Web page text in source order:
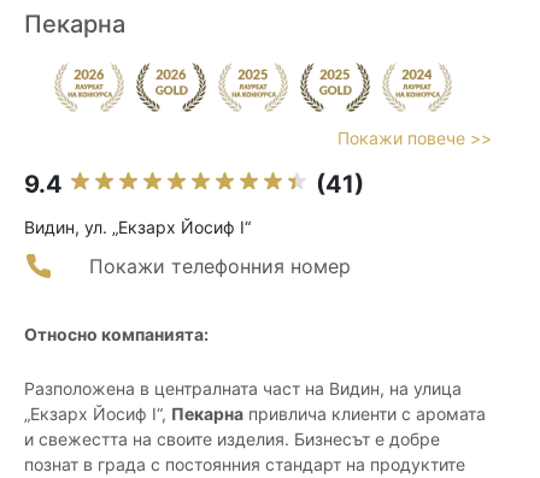
Пекарна
Покажи повече >>
9.4 (41)
Видин, ул. „Екзарх Йосиф I“
Покажи телефонния номер
Относно компанията:
Разположена в централната част на Видин, на улица
„Екзарх Йосиф I“, Пекарна привлича клиенти с аромата
и свежестта на своите изделия. Бизнесът е добре
познат в града с постоянния стандарт на продуктите